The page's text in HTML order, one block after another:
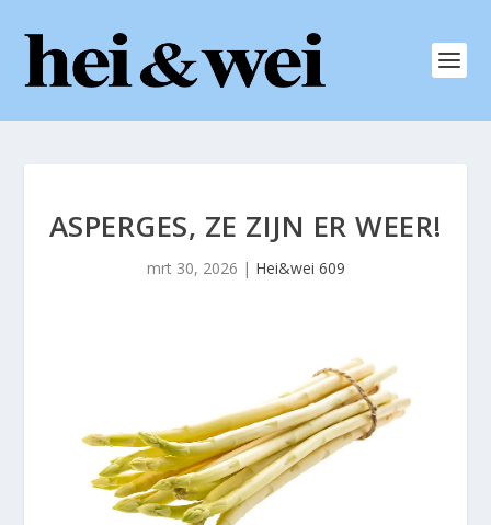
ASPERGES, ZE ZIJN ER WEER!
mrt 30, 2026 | Hei&wei 609